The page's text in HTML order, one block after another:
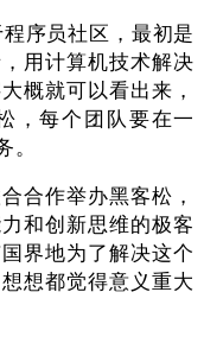
序员社区，最初是
用计算机技术解决
概就可以看出来，
，每个团队要在一
作举办黑客松，
和创新思维的极客
界地为了解决这个
想都觉得意义重大